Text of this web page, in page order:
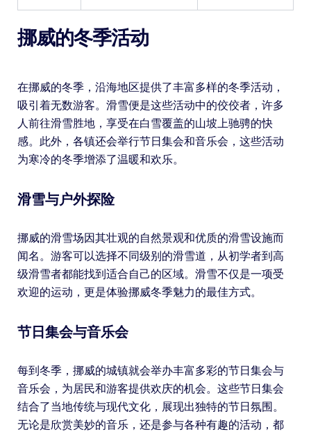
挪威的冬季活动
在挪威的冬季，沿海地区提供了丰富多样的冬季活动，
吸引着无数游客。滑雪便是这些活动中的佼佼者，许多
人前往滑雪胜地，享受在白雪覆盖的山坡上驰骋的快
感。此外，各镇还会举行节日集会和音乐会，这些活动
为寒冷的冬季增添了温暖和欢乐。
滑雪与户外探险
挪威的滑雪场因其壮观的自然景观和优质的滑雪设施而
闻名。游客可以选择不同级别的滑雪道，从初学者到高
级滑雪者都能找到适合自己的区域。滑雪不仅是一项受
欢迎的运动，更是体验挪威冬季魅力的最佳方式。
节日集会与音乐会
每到冬季，挪威的城镇就会举办丰富多彩的节日集会与
音乐会，为居民和游客提供欢庆的机会。这些节日集会
结合了当地传统与现代文化，展现出独特的节日氛围。
无论是欣赏美妙的音乐，还是参与各种有趣的活动，都